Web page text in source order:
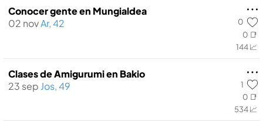
0
0 📑
144 📈
Conocer gente en Mungialdea
02 novAr, 42
1
0 📑
534 📈
Clases de Amigurumi en Bakio
23 sep Jos, 49